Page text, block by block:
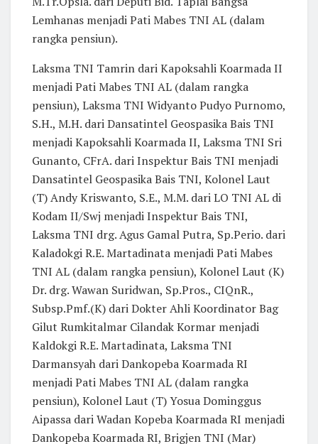
Lemhanas menjadi Pati Mabes TNI AL (dalam
rangka pensiun).
Laksma TNI Tamrin dari Kapoksahli Koarmada II
menjadi Pati Mabes TNI AL (dalam rangka
pensiun), Laksma TNI Widyanto Pudyo Purnomo,
S.H., M.H. dari Dansatintel Geospasika Bais TNI
menjadi Kapoksahli Koarmada II, Laksma TNI Sri
Gunanto, CFrA. dari Inspektur Bais TNI menjadi
Dansatintel Geospasika Bais TNI, Kolonel Laut
(T) Andy Kriswanto, S.E., M.M. dari LO TNI AL di
Kodam II/Swj menjadi Inspektur Bais TNI,
Laksma TNI drg. Agus Gamal Putra, Sp.Perio. dari
Kaladokgi R.E. Martadinata menjadi Pati Mabes
TNI AL (dalam rangka pensiun), Kolonel Laut (K)
Dr. drg. Wawan Suridwan, Sp.Pros., CIQnR.,
Subsp.Pmf.(K) dari Dokter Ahli Koordinator Bag
Gilut Rumkitalmar Cilandak Kormar menjadi
Kaldokgi R.E. Martadinata, Laksma TNI
Darmansyah dari Dankopeba Koarmada RI
menjadi Pati Mabes TNI AL (dalam rangka
pensiun), Kolonel Laut (T) Yosua Dominggus
Aipassa dari Wadan Kopeba Koarmada RI menjadi
Dankopeba Koarmada RI, Brigjen TNI (Mar)